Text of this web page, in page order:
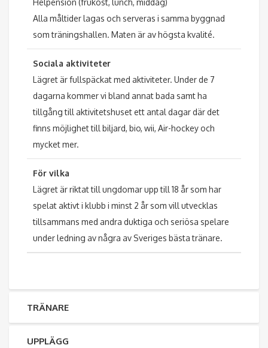
Helpension (frukost, lunch, middag)
Alla måltider lagas och serveras i samma byggnad
som träningshallen. Maten är av högsta kvalité.
Sociala aktiviteter
Lägret är fullspäckat med aktiviteter. Under de 7
dagarna kommer vi bland annat bada samt ha
tillgång till aktivitetshuset ett antal dagar där det
finns möjlighet till biljard, bio, wii, Air-hockey och
mycket mer.
För vilka
Lägret är riktat till ungdomar upp till 18 år som har
spelat aktivt i klubb i minst 2 år som vill utvecklas
tillsammans med andra duktiga och seriösa spelare
under ledning av några av Sveriges bästa tränare.
TRÄNARE
UPPLÄGG